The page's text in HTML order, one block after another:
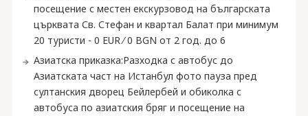
посещение с местен екскурзовод на българската
църквата Св. Стефан и квартал Балат при минимум
20 туристи - 0 EUR ∕ 0 BGN от 2 год. до 6
Азиатска приказка:Разходка с автобус до
Азиатската част на Истанбул фото пауза пред
султанския дворец Бейлербей и обиколка с
автобуса по азиатския бряг и посещение на